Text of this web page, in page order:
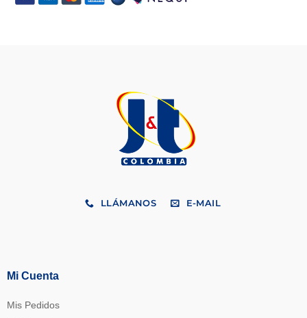
LLÁMANOS E-MAIL
Mi Cuenta
Mis Pedidos